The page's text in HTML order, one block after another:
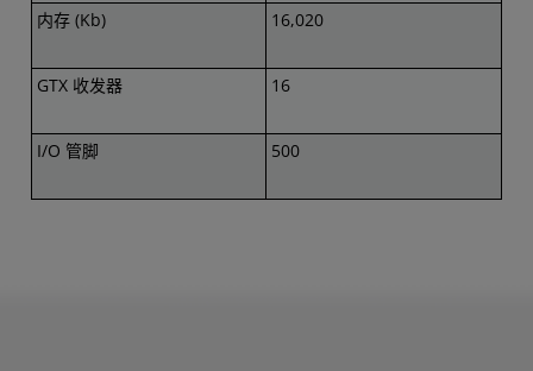
内存 (Kb) 16,020
GTX 收发器 16
I/O 管脚 500